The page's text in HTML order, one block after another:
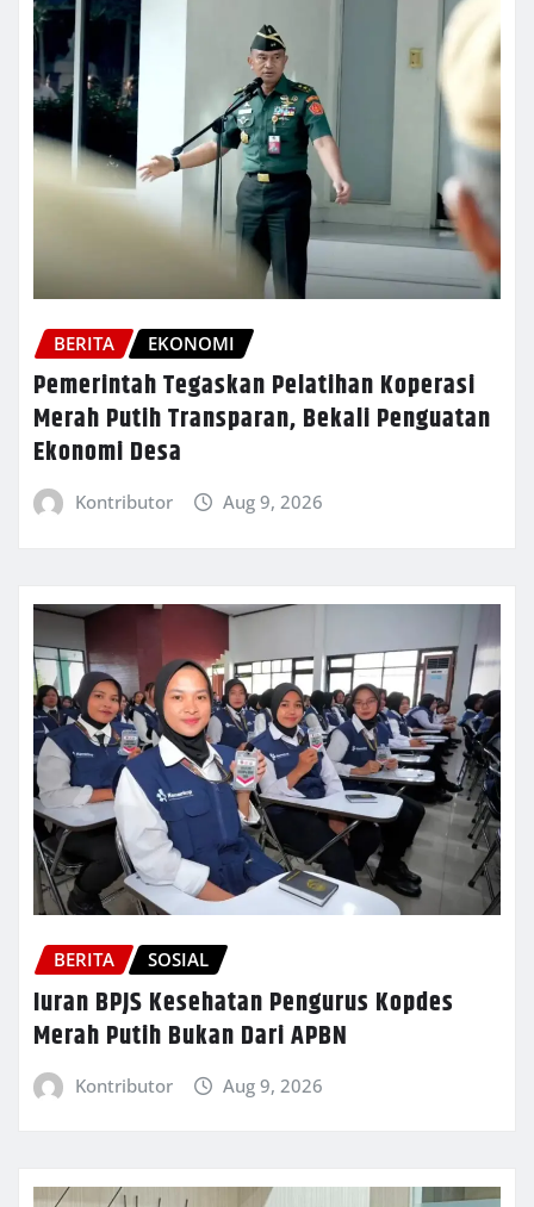
BERITA EKONOMI
Pemerintah Tegaskan Pelatihan Koperasi
Merah Putih Transparan, Bekali Penguatan
Ekonomi Desa
Kontributor Aug 9, 2026
BERITA SOSIAL
Iuran BPJS Kesehatan Pengurus Kopdes
Merah Putih Bukan Dari APBN
Kontributor Aug 9, 2026